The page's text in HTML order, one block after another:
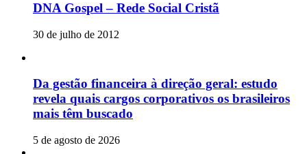
DNA Gospel – Rede Social Cristã
30 de julho de 2012
Da gestão financeira à direção geral: estudo
revela quais cargos corporativos os brasileiros
mais têm buscado
5 de agosto de 2026